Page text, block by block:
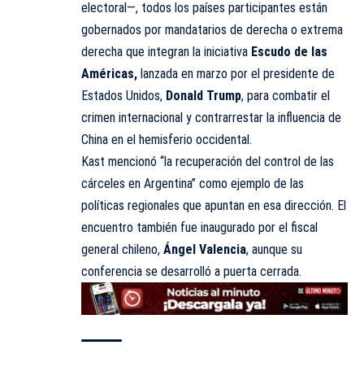
electoral—, todos los países participantes están
gobernados por mandatarios de derecha o extrema
derecha que integran la iniciativa Escudo de las
Américas, lanzada en marzo por el presidente de
Estados Unidos, Donald Trump, para combatir el
crimen internacional y contrarrestar la influencia de
China en el hemisferio occidental.
Kast mencionó “la recuperación del control de las
cárceles en Argentina” como ejemplo de las
políticas regionales que apuntan en esa dirección. El
encuentro también fue inaugurado por el fiscal
general chileno, Ángel Valencia, aunque su
conferencia se desarrolló a puerta cerrada.